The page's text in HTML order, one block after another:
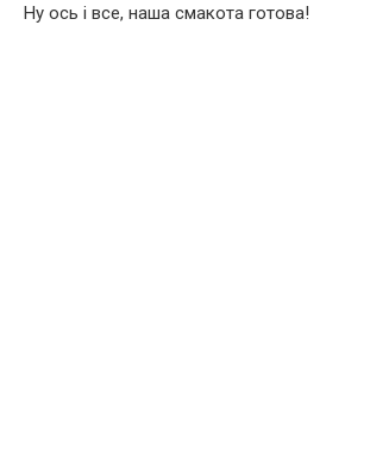
Ну ось і все, наша смакота готова!